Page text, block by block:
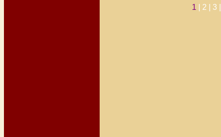
1 2 | 3